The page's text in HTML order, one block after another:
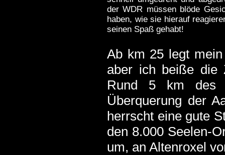
der WDR müssen blöde
haben, wie sie hierauf
seinen Spaß gehabt!
Ab km 25 legt
aber ich beiße die
Rund 5 km des
Überquerung der
herrscht eine gute
den 8.000 Seelen-
um, an Altenroxel